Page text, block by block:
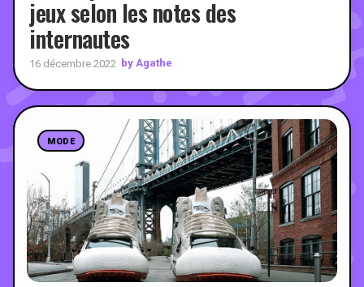
jeux selon les notes des
internautes
16 décembre 2022 by Agathe
MODE